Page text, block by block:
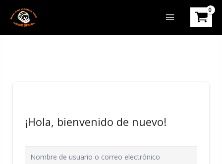
contenido
¡Hola, bienvenido de nuevo!